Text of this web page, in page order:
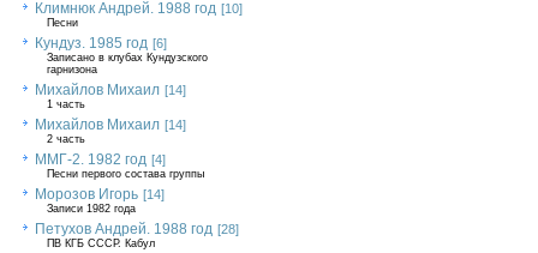
Климнюк Андрей. 1988 год [10]
Песни
Кундуз. 1985 год [6]
Записано в клубах Кундузского
гарнизона
Михайлов Михаил [14]
1 часть
Михайлов Михаил [14]
2 часть
ММГ-2. 1982 год [4]
Песни первого состава группы
Морозов Игорь [14]
Записи 1982 года
Петухов Андрей. 1988 год [28]
ПВ КГБ СССР. Кабул